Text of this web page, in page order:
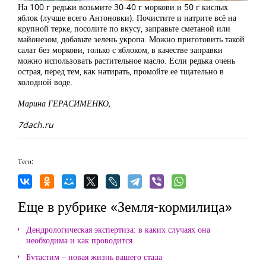
На 100 г редьки возьмите 30-40 г моркови и 50 г кислых
яблок (лучше всего Антоновки). Почистите и натрите всё на
крупной терке, посолите по вкусу, заправьте сметаной или
майонезом, добавьте зелень укропа. Можно приготовить такой
салат без моркови, только с яблоком, в качестве заправки
можно использовать растительное масло. Если редька очень
острая, перед тем, как натирать, промойте ее тщательно в
холодной воде.
Марина ГЕРАСИМЕНКО,
7dach.ru
Теги:
Еще в рубрике «Земля-кормилица»
Дендрологическая экспертиза: в каких случаях она
необходима и как проводится
Бутастим – новая жизнь вашего стада